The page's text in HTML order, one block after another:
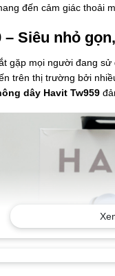
đến cảm giác thoải
– Siêu nhỏ
gặp mọi người đang
trên thị trường bởi
dây Havit Tw959